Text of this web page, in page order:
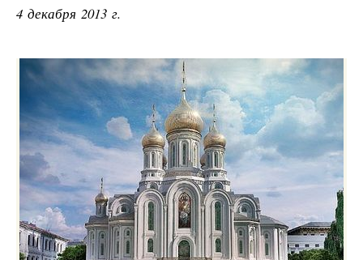
4 декабря 2013 г.